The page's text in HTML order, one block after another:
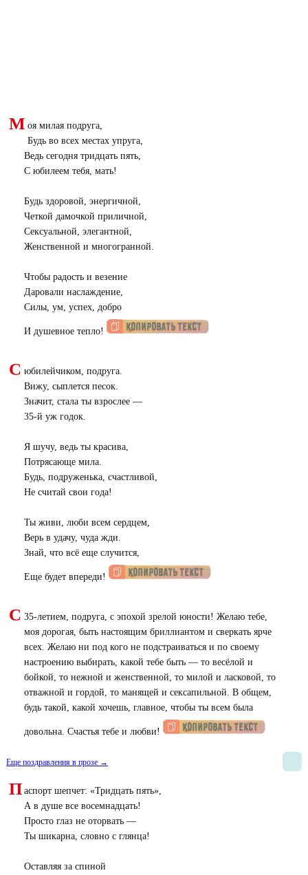
М оя милая подруга,
Будь во всех местах упруга,
Ведь сегодня тридцать пять,
С юбилеем тебя, мать!
Будь здоровой, энергичной,
Четкой дамочкой приличной,
Сексуальной, элегантной,
Женственной и многогранной.
Чтобы радость и везение
Даровали наслаждение,
Силы, ум, успех, добро
И душевное тепло!
С юбилейчиком, подруга.
Вижу, сыплется песок.
Значит, стала ты взрослее —
35-й уж годок.
Я шучу, ведь ты красива,
Потрясающе мила.
Будь, подруженька, счастливой,
Не считай свои года!
Ты живи, люби всем сердцем,
Верь в удачу, чуда жди.
Знай, что всё еще случится,
Еще будет впереди!
С 35-летием, подруга, с эпохой зрелой юности! Желаю тебе,
моя дорогая, быть настоящим бриллиантом и сверкать ярче
всех. Желаю ни под кого не подстраиваться и по своему
настроению выбирать, какой тебе быть — то весёлой и
бойкой, то нежной и женственной, то милой и ласковой, то
отважной и гордой, то манящей и сексапильной. В общем,
будь такой, какой хочешь, главное, чтобы ты всем была
довольна. Счастья тебе и любви!
Еще поздравления в прозе →
П аспорт шепчет: «Тридцать пять»,
А в душе все восемнадцать!
Просто глаз не оторвать —
Ты шикарна, словно с глянца!
Оставляя за спиной